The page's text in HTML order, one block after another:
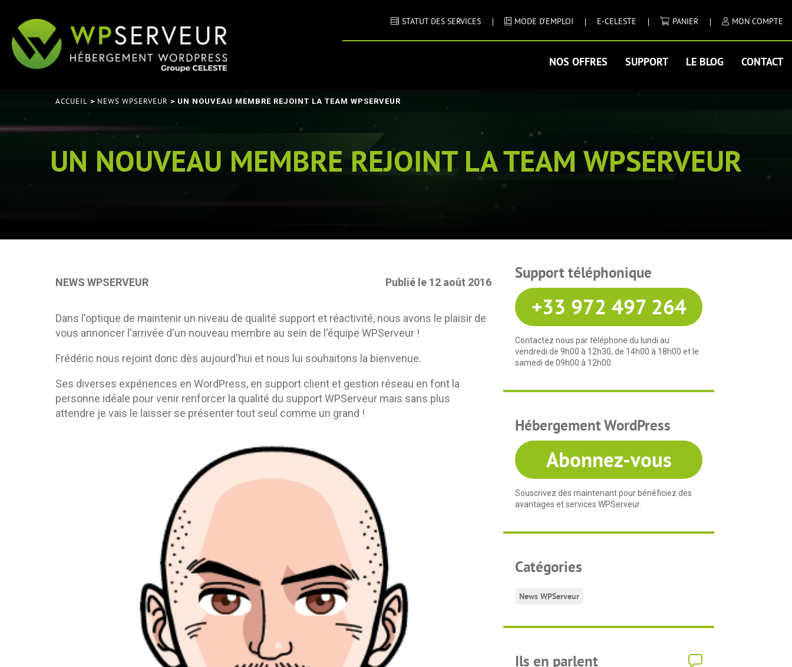
STATUT DES SERVICES MODE D’EMPLOI E-CELESTE PANIER MON COMPTE
NOS OFFRES SUPPORT LE BLOG CONTACT
ACCUEIL > NEWS WPSERVEUR > UN NOUVEAU MEMBRE REJOINT LA TEAM WPSERVEUR
UN NOUVEAU MEMBRE REJOINT LA TEAM WPSERVEUR
NEWS WPSERVEUR Publié le 12 août 2016
Dans l'optique de maintenir un niveau de qualité support et réactivité, nous avons le plaisir de
vous annoncer l'arrivée d'un nouveau membre au sein de l'équipe WPServeur !
Frédéric nous rejoint donc dès aujourd'hui et nous lui souhaitons la bienvenue.
Ses diverses expériences en WordPress, en support client et gestion réseau en font la
personne idéale pour venir renforcer la qualité du support WPServeur mais sans plus
attendre je vais le laisser se présenter tout seul comme un grand !
Support téléphonique
+33 972 497 264
Contactez nous par téléphone du lundi au
vendredi de 9h00 à 12h30, de 14h00 à 18h00 et le
samedi de 09h00 à 12h00.
Hébergement WordPress
Abonnez-vous
Souscrivez dès maintenant pour bénéficiez des
avantages et services WPServeur.
Catégories
News WPServeur
Ils en parlent